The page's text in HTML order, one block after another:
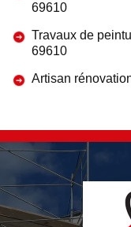
69610
Travaux de
69610
Artisan